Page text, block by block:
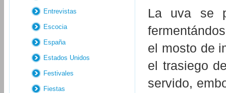
La uva se
el mosto de
el trasiego
servido,
Entrevistas
Escocia
España
Estados Unidos
Festivales
Fiestas